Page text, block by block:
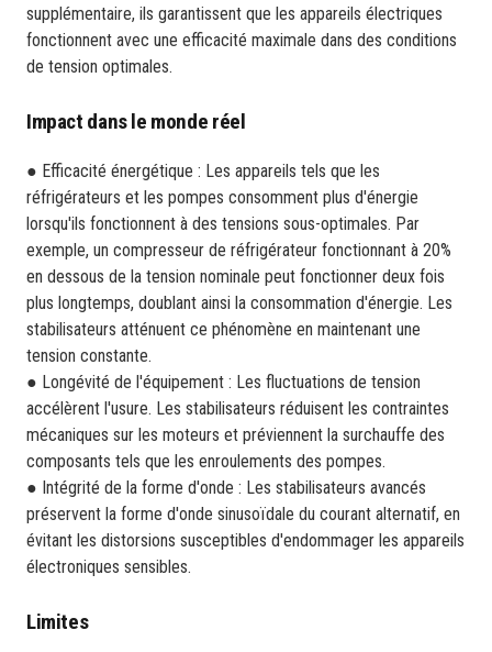
supplémentaire, ils garantissent que les appareils électriques
fonctionnent avec une efficacité maximale dans des conditions
de tension optimales.
Impact dans le monde réel
● Efficacité énergétique : Les appareils tels que les
réfrigérateurs et les pompes consomment plus d'énergie
lorsqu'ils fonctionnent à des tensions sous-optimales. Par
exemple, un compresseur de réfrigérateur fonctionnant à 20%
en dessous de la tension nominale peut fonctionner deux fois
plus longtemps, doublant ainsi la consommation d'énergie. Les
stabilisateurs atténuent ce phénomène en maintenant une
tension constante.
● Longévité de l'équipement : Les fluctuations de tension
accélèrent l'usure. Les stabilisateurs réduisent les contraintes
mécaniques sur les moteurs et préviennent la surchauffe des
composants tels que les enroulements des pompes.
● Intégrité de la forme d'onde : Les stabilisateurs avancés
préservent la forme d'onde sinusoïdale du courant alternatif, en
évitant les distorsions susceptibles d'endommager les appareils
électroniques sensibles.
Limites